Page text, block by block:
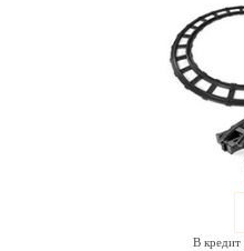
В кредит